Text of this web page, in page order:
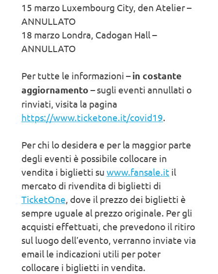
15 marzo Luxembourg City, den Atelier –
ANNULLATO
18 marzo Londra, Cadogan Hall –
ANNULLATO
Per tutte le informazioni –in costante
aggiornamento – sugli eventi annullati o
rinviati, visita la pagina
https://www.ticketone.it/covid19.
Per chi lo desidera e per la maggior parte
degli eventi è possibile collocare in
vendita i biglietti su www.fansale.it il
mercato di rivendita di biglietti di
TicketOne, dove il prezzo dei biglietti è
sempre uguale al prezzo originale. Per gli
acquisti effettuati, che prevedono il ritiro
sul luogo dell’evento, verranno inviate via
email le indicazioni utili per poter
collocare i biglietti in vendita.